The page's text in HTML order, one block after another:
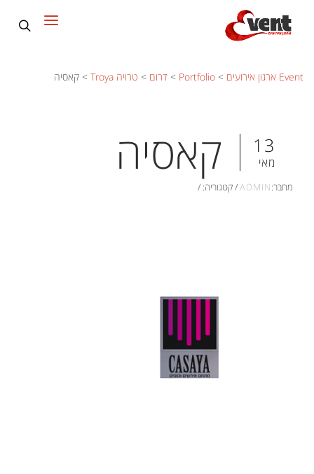
Event ארגון אירועים >
Portfolio
> דרום > טרויה Troya > קאסיה
13
מאי קאסיה
מחבר:ADMIN
/קטגוריה: /